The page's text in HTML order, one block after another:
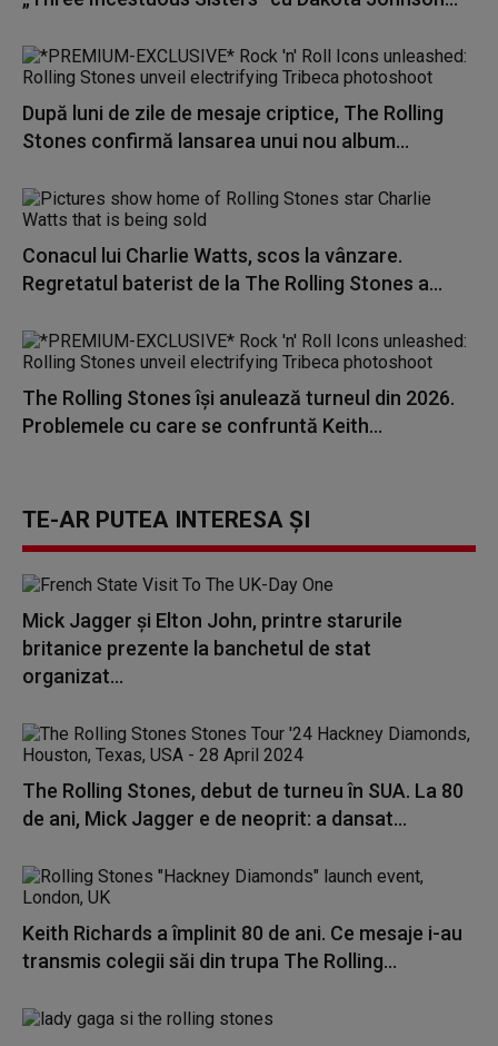
După luni de zile de mesaje criptice, The Rolling
Stones confirmă lansarea unui nou album...
Conacul lui Charlie Watts, scos la vânzare.
Regretatul baterist de la The Rolling Stones a...
The Rolling Stones îşi anulează turneul din 2026.
Problemele cu care se confruntă Keith...
TE-AR PUTEA INTERESA ȘI
Mick Jagger şi Elton John, printre starurile
britanice prezente la banchetul de stat
organizat...
The Rolling Stones, debut de turneu în SUA. La 80
de ani, Mick Jagger e de neoprit: a dansat...
Keith Richards a împlinit 80 de ani. Ce mesaje i-au
transmis colegii săi din trupa The Rolling...